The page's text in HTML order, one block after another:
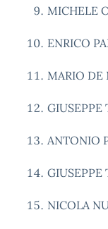
MICHELE
ENRICO
MARIO DE
GIUSEPPE
ANTONIO
GIUSEPPE
NICOLA